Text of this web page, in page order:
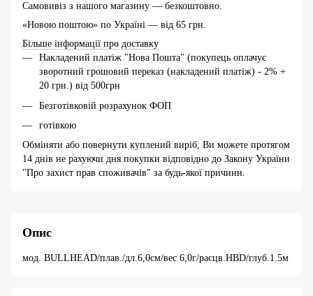
Самовивіз з нашого магазину — безкоштовно.
«Новою поштою» по Україні — від 65 грн.
Більше інформації про доставку
Накладений платіж "Нова Пошта" (покупець оплачує
зворотний грошовий переказ (накладений платіж) - 2% +
20 грн.) від 500грн
Безготівковій розрахунок ФОП
готівкою
Обміняти або повернути куплений виріб, Ви можете протягом
14 днів не рахуючи дня покупки відповідно до Закону України
"Про захист прав споживачів" за будь-якої причини.
Опис
мод. BULLHEAD/плав./дл.6,0см/вес 6,0г/расцв.HBD/глуб.1.5м